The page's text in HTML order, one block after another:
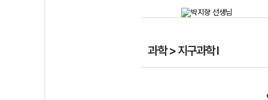
과학 > 지구과학 I